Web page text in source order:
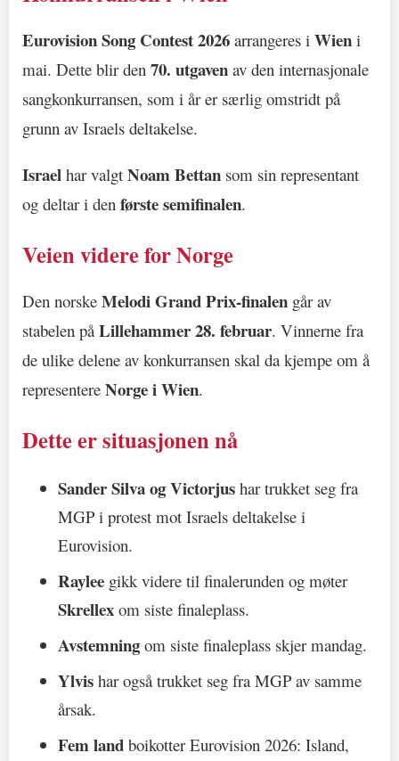
Eurovision Song Contest 2026 arrangeres i Wien i
mai. Dette blir den 70. utgaven av den internasjonale
sangkonkurransen, som i år er særlig omstridt på
grunn av Israels deltakelse.
Israel har valgt Noam Bettan som sin representant
og deltar i den første semifinalen.
Veien videre for Norge
Den norske Melodi Grand Prix-finalen går av
stabelen påLillehammer 28. februar. Vinnerne fra
de ulike delene av konkurransen skal da kjempe om å
representere Norge i Wien.
Dette er situasjonen nå
Sander Silva og Victorjus har trukket seg fra
MGP i protest mot Israels deltakelse i
Eurovision.
Raylee gikk videre til finalerunden og møter
Skrellex om siste finaleplass.
Avstemning om siste finaleplass skjer mandag.
Ylvis har også trukket seg fra MGP av samme
årsak.
Fem land boikotter Eurovision 2026: Island,